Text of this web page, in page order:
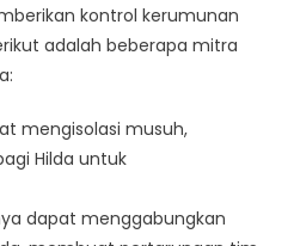
kontrol kerumunan
adalah beberapa mitra
mengisolasi musuh,
Hilda untuk
dapat menggabungkan